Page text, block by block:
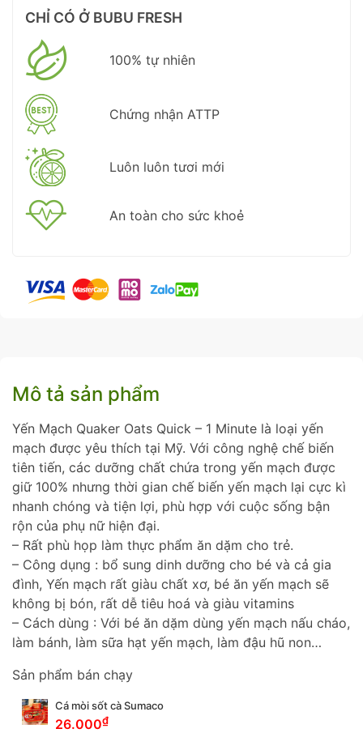
CHỈ CÓ Ở BUBU FRESH
100% tự nhiên
Chứng nhận ATTP
Luôn luôn tươi mới
An toàn cho sức khoẻ
Mô tả sản phẩm
Yến Mạch Quaker Oats Quick – 1 Minute là loại yến
mạch được yêu thích tại Mỹ. Với công nghệ chế biến
tiên tiến, các dưỡng chất chứa trong yến mạch được
giữ 100% nhưng thời gian chế biến yến mạch lại cực kì
nhanh chóng và tiện lợi, phù hợp với cuộc sống bận
rộn của phụ nữ hiện đại.
– Rất phù họp làm thực phẩm ăn dặm cho trẻ.
– Công dụng : bổ sung dinh dưỡng cho bé và cả gia
đình, Yến mạch rất giàu chất xơ, bé ăn yến mạch sẽ
không bị bón, rất dễ tiêu hoá và giàu vitamins
– Cách dùng : Với bé ăn dặm dùng yến mạch nấu cháo,
làm bánh, làm sữa hạt yến mạch, làm đậu hũ non…
Sản phẩm bán chạy
Cá mòi sốt cà Sumaco
26.000₫